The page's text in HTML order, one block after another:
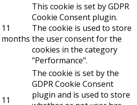
11
months
This cookie is set by GDPR
Cookie Consent plugin.
The cookie is used to store
the user consent for the
cookies in the category
"Performance".
11
The cookie is set by the
GDPR Cookie Consent
plugin and is used to store